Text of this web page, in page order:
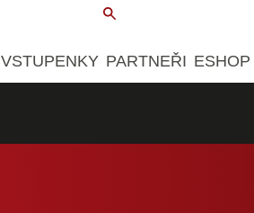
VSTUPENKY PARTNEŘI ESHOP